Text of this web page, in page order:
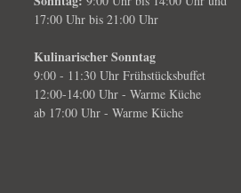
17:00 Uhr bis 21:00 Uhr
Kulinarischer Sonntag
9:00 - 11:30 Uhr Frühstücksbuffet
12:00-14:00 Uhr - Warme Küche
ab 17:00 Uhr - Warme Küche